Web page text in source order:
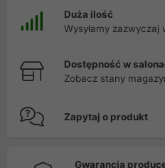
Duża ilość
Wysyłamy zazwyczaj
Dostępność w
Zobacz stany
Zapytaj o produkt
Gwarancja